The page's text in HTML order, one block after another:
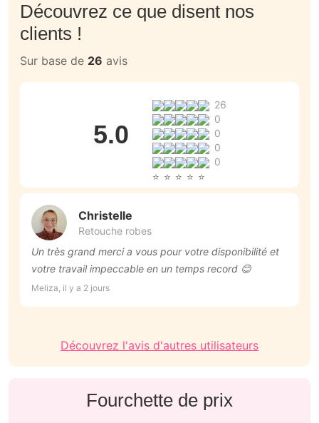
Découvrez ce que disent nos
clients !
Sur base de 26 avis
5.0
26
0
0
0
0
Christelle
Retouche robes
Un très grand merci a vous pour votre disponibilité et
votre travail impeccable en un temps record 😊
Meliza, il y a 2 jours
Découvrez l'avis d'autres utilisateurs
Fourchette de prix